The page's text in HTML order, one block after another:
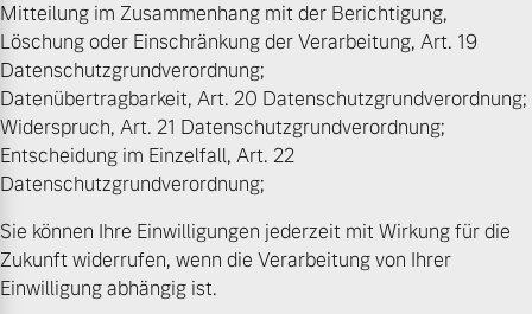
Mitteilung im Zusammenhang mit der Berichtigung,
Löschung oder Einschränkung der Verarbeitung, Art. 19
Datenschutzgrundverordnung;
Datenübertragbarkeit, Art. 20 Datenschutzgrundverordnung;
Widerspruch, Art. 21 Datenschutzgrundverordnung;
Entscheidung im Einzelfall, Art. 22
Datenschutzgrundverordnung;
Sie können Ihre Einwilligungen jederzeit mit Wirkung für die
Zukunft widerrufen, wenn die Verarbeitung von Ihrer
Einwilligung abhängig ist.